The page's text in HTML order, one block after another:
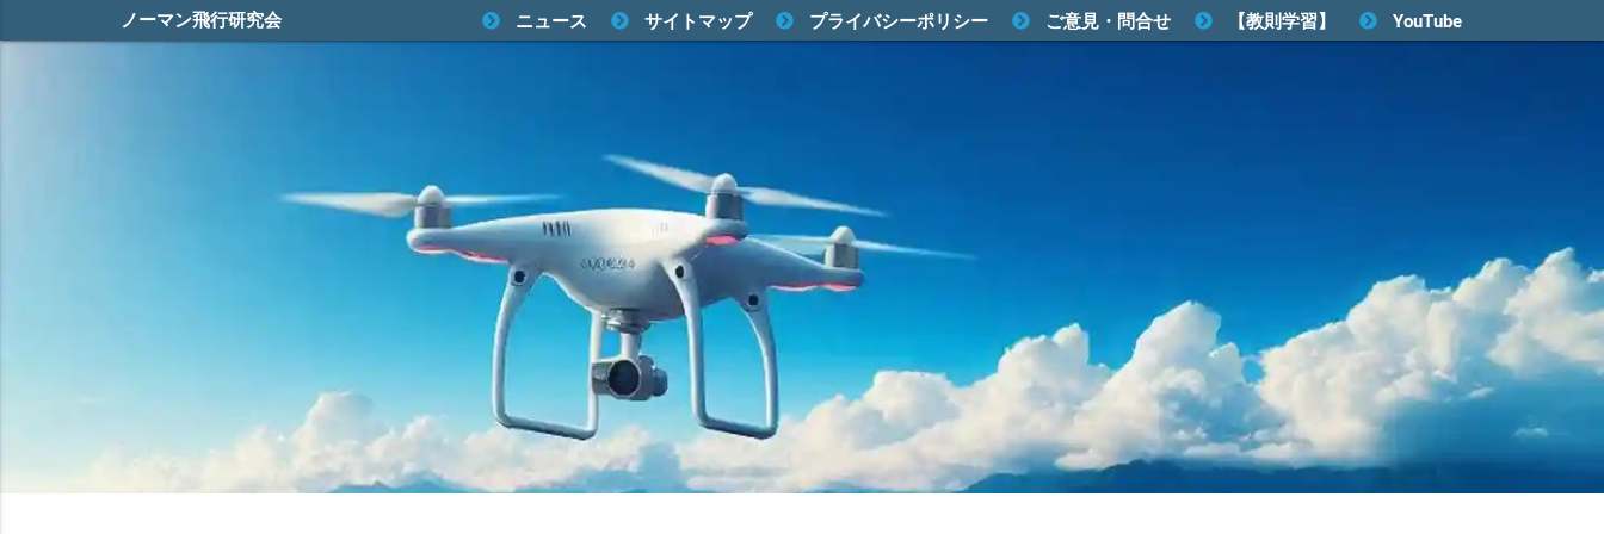
ノーマン飛行研究会 ニュース サイトマップ プライバシーポリシー ご意見・問合せ 【教則学習】 YouTube